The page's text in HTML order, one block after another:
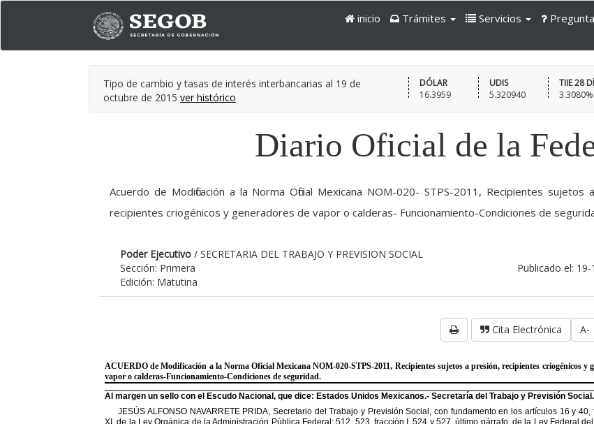
inicio Trámites Servicios
Tipo de cambio y tasas de interés interbancarias al 19 de
octubre de 2015 ver histórico
DÓLAR
16.3959
UDIS
5.320940
TIIE 28
3.3080%
Diario Oficial de la
Acuerdo de Modificación a la Norma Oficial Mexicana NOM-020- STPS-2011, Recipientes sujetos
recipientes criogénicos y generadores de vapor o calderas- Funcionamiento-Condiciones de
Poder Ejecutivo / SECRETARIA DEL TRABAJO Y PREVISION SOCIAL
Publicado el:
Sección: Primera
Edición: Matutina
A-
Cita Electrónica